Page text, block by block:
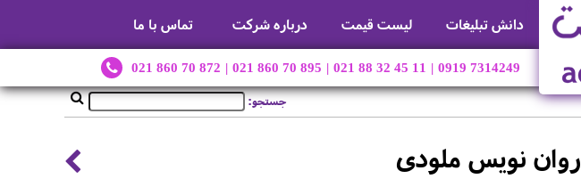
دانش تبلیغات لیست قیمت درباره شرکت تماس با ما
021 860 70 872 | 021 860 70 895 | 021 88 32 45 11 | 0919 7314249
جستجو:
روان نویس ملودی